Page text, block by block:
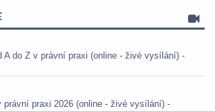
A do Z v právní praxi (online - živé vysílání) -
právní praxi 2026 (online - živé vysílání) -